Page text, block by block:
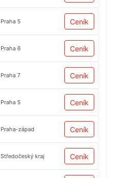
Praha 5 Ceník
Praha 6 Ceník
Praha 7 Ceník
Praha 5 Ceník
Praha-západ Ceník
Středočeský kraj Ceník